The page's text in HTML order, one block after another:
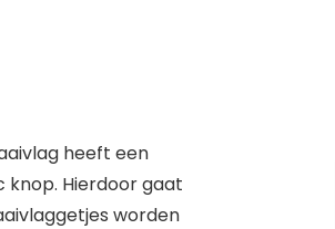
heeft een
Hierdoor gaat
worden